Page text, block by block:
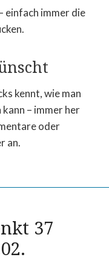
einfach immer die
kennt, wie man
– immer her
oder
an.
37